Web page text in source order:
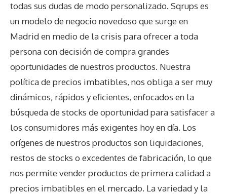
todas sus dudas de modo personalizado. Sqrups es
un modelo de negocio novedoso que surge en
Madrid en medio de la crisis para ofrecer a toda
persona con decisión de compra grandes
oportunidades de nuestros productos. Nuestra
política de precios imbatibles, nos obliga a ser muy
dinámicos, rápidos y eficientes, enfocados en la
búsqueda de stocks de oportunidad para satisfacer a
los consumidores más exigentes hoy en día. Los
orígenes de nuestros productos son liquidaciones,
restos de stocks o excedentes de fabricación, lo que
nos permite vender productos de primera calidad a
precios imbatibles en el mercado. La variedad y la